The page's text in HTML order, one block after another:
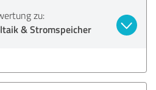
zu:
& Stromspeicher